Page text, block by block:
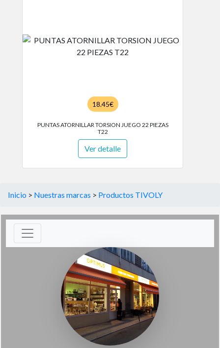
18.45€
PUNTAS ATORNILLAR TORSION JUEGO 22 PIEZAS
T22
Ver detalle
Inicio > Nuestras marcas > Productos TIVOLY